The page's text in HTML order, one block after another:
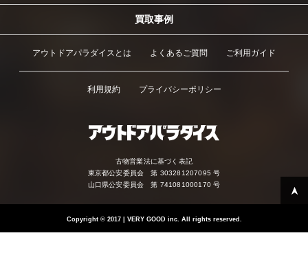
買取事例
アウトドアパラダイスとは よくあるご質問 ご利用ガイド
利用規約 プライバシーポリシー
古物営業法に基づく表記
東京都公安委員会 第 303281207095 号
山口県公安委員会 第 741081000170 号
Copyright ©2017 | VERY GOOD inc. All rights reserved.